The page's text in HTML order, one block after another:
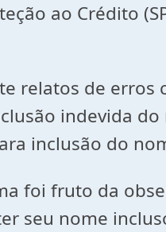
ao Crédito
relatos de erros
indevida
inclusão do
foi fruto da
seu nome